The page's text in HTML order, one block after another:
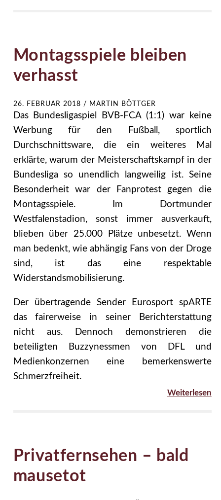
Montagsspiele bleiben
verhasst
26. FEBRUAR 2018 / MARTIN BÖTTGER
Das Bundesligaspiel BVB-FCA (1:1) war keine
Werbung für den Fußball, sportlich
Durchschnittsware, die ein weiteres Mal
erklärte, warum der Meisterschaftskampf in der
Bundesliga so unendlich langweilig ist. Seine
Besonderheit war der Fanprotest gegen die
Montagsspiele. Im Dortmunder
Westfalenstadion, sonst immer ausverkauft,
blieben über 25.000 Plätze unbesetzt. Wenn
man bedenkt, wie abhängig Fans von der Droge
sind, ist das eine respektable
Widerstandsmobilisierung.
Der übertragende Sender Eurosport spARTE
das fairerweise in seiner Berichterstattung
nicht aus. Dennoch demonstrieren die
beteiligten Buzzynessmen von DFL und
Medienkonzernen eine bemerkenswerte
Schmerzfreiheit.
Weiterlesen
Privatfernsehen – bald
mausetot